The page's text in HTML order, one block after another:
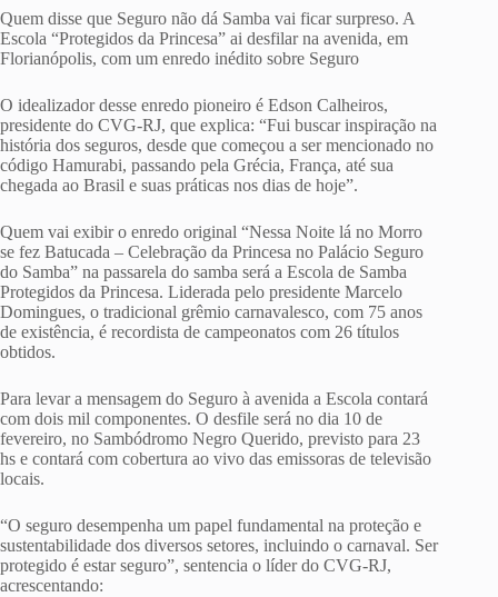
Quem disse que Seguro não dá Samba vai ficar surpreso. A
Escola “Protegidos da Princesa” ai desfilar na avenida, em
Florianópolis, com um enredo inédito sobre Seguro
O idealizador desse enredo pioneiro é Edson Calheiros,
presidente do CVG-RJ, que explica: “Fui buscar inspiração na
história dos seguros, desde que começou a ser mencionado no
código Hamurabi, passando pela Grécia, França, até sua
chegada ao Brasil e suas práticas nos dias de hoje”.
Quem vai exibir o enredo original “Nessa Noite lá no Morro
se fez Batucada – Celebração da Princesa no Palácio Seguro
do Samba” na passarela do samba será a Escola de Samba
Protegidos da Princesa. Liderada pelo presidente Marcelo
Domingues, o tradicional grêmio carnavalesco, com 75 anos
de existência, é recordista de campeonatos com 26 títulos
obtidos.
Para levar a mensagem do Seguro à avenida a Escola contará
com dois mil componentes. O desfile será no dia 10 de
fevereiro, no Sambódromo Negro Querido, previsto para 23
hs e contará com cobertura ao vivo das emissoras de televisão
locais.
“O seguro desempenha um papel fundamental na proteção e
sustentabilidade dos diversos setores, incluindo o carnaval. Ser
protegido é estar seguro”, sentencia o líder do CVG-RJ,
acrescentando: